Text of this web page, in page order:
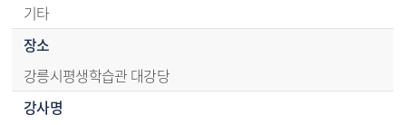
기타
장소
강릉시평생학습관 대강당
강사명